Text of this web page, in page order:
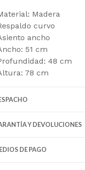
Madera
curvo
ancho
51 cm
48 cm
78 cm
Y DEVOLUCIONES
DE PAGO